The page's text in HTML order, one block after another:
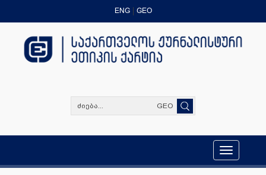
ENG GEO
GEO
Toggle
navigation